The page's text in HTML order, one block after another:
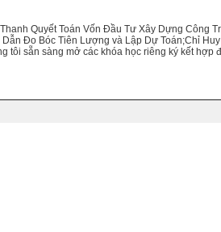
Quyết Toán Vốn Đầu Tư Xây Dựng Công
Đo Bóc Tiên Lượng và Lập Dự Toán;Chỉ
sẵn sàng mở các khóa học riêng ký kết hợp